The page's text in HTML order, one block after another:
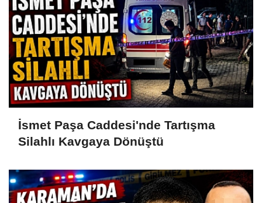
İsmet Paşa Caddesi'nde Tartışma
Silahlı Kavgaya Dönüştü